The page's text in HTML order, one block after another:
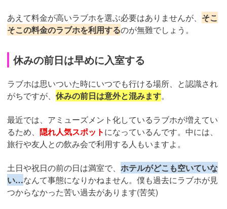
あえて料金が高いラブホを選ぶ必要はありませんが、 そこ
そこの料金のラブホを利用するのが無難でしょう。
休みの前日は早めに入室する
ラブホは思いついた時にいつでも行ける場所、と認識され
がちですが、 休みの前日は意外と混みます。
最近では、アミューズメント化しているラブホが増えてい
るため、 隠れ人気スポットになっているんです。中には、
旅行や友人との飲み会で利用する人もいますよ。
土日や祝日の前の日は満室で、 ホテルがどこも空いていな
い…なんて事態になりかねません。僕も過去にラブホが見
つからなかった苦い過去があります(苦笑)